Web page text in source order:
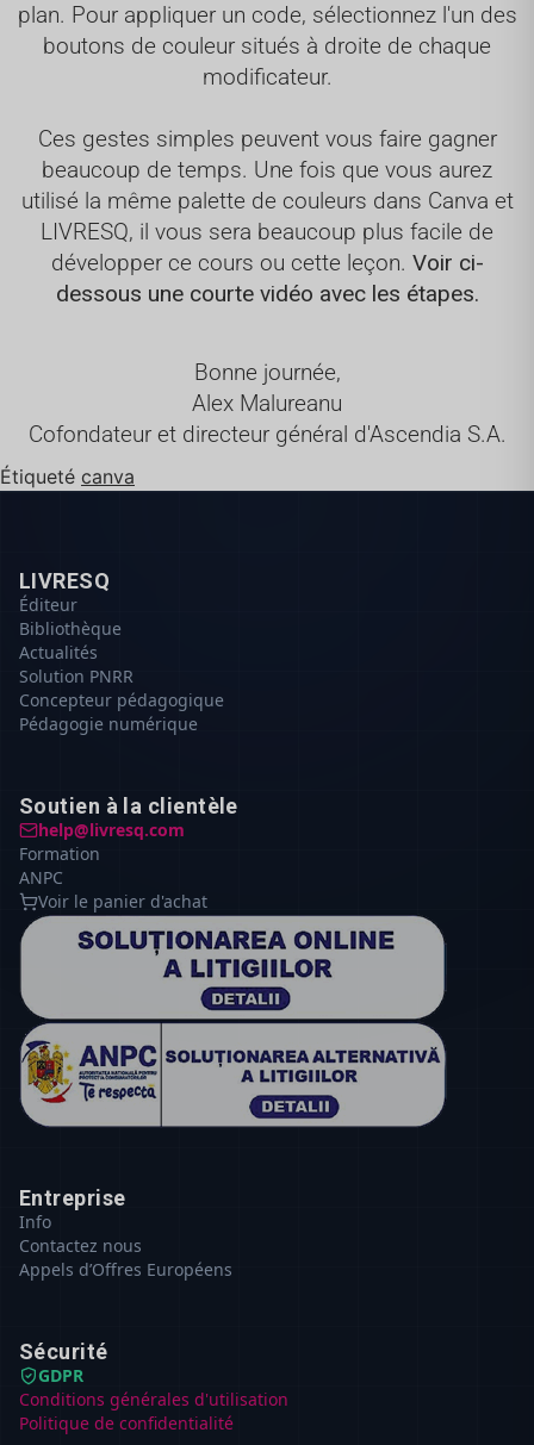
plan. Pour appliquer un code, sélectionnez l'un des
boutons de couleur situés à droite de chaque
modificateur.
Ces gestes simples peuvent vous faire gagner
beaucoup de temps. Une fois que vous aurez
utilisé la même palette de couleurs dans Canva et
LIVRESQ, il vous sera beaucoup plus facile de
développer ce cours ou cette leçon. Voir ci-
dessous une courte vidéo avec les étapes.
Bonne journée,
Alex Malureanu
Cofondateur et directeur général d'Ascendia S.A.
Étiqueté canva
LIVRESQ
Éditeur
Bibliothèque
Actualités
Solution PNRR
Concepteur pédagogique
Pédagogie numérique
Soutien à la clientèle
help@livresq.com
Formation
ANPC
Voir le panier d'achat
Entreprise
Info
Contactez nous
Appels d’Offres Européens
Sécurité
GDPR
Conditions générales d'utilisation
Politique de confidentialité